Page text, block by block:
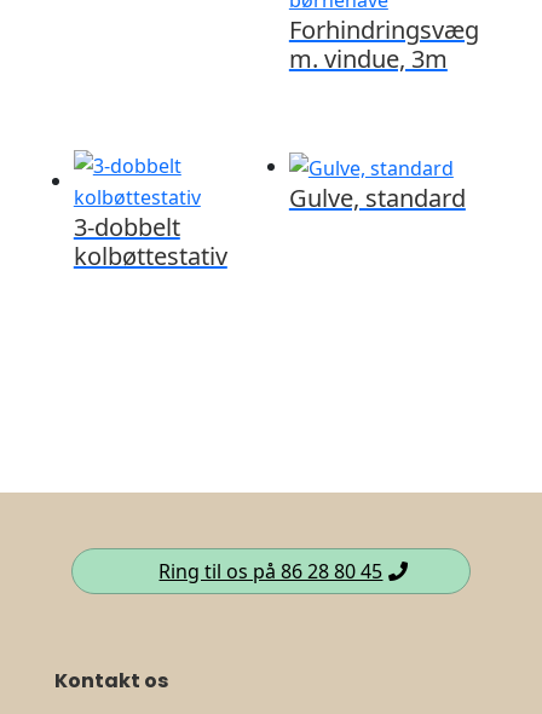
Forhindringsvæg
m. vindue, 3m
3-dobbelt
kolbøttestativ
Gulve, standard
Ring til os på 86 28 80 45
Kontakt os